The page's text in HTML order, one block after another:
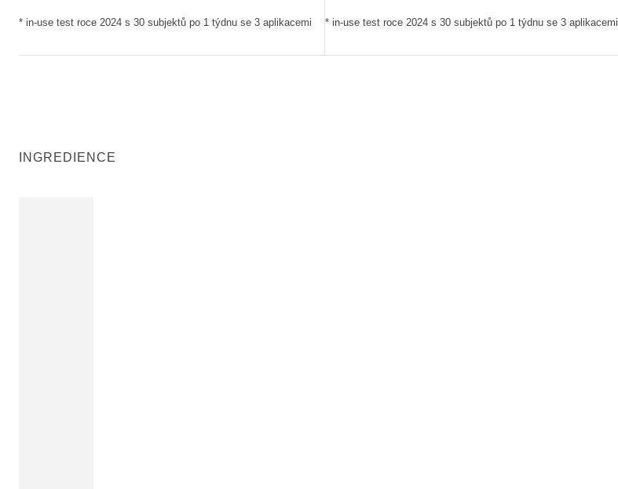
* in-use test roce 2024 s 30 subjektů po 1 týdnu se 3 aplikacemi * in-use test roce 2024 s 30 subjektů po 1 týdnu se 3 aplikacemi
INGREDIENCE